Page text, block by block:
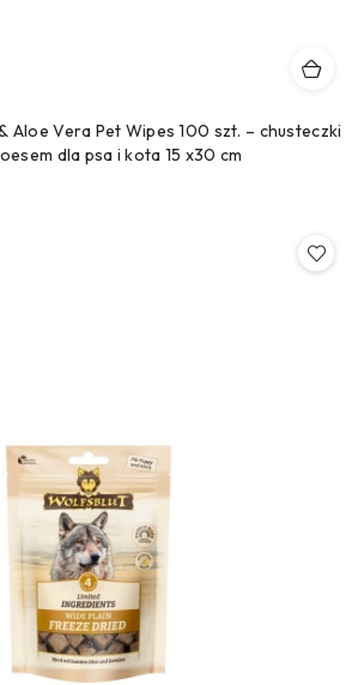
Aloe Vera Pet Wipes 100 szt. – chusteczki
dla psa i kota 15 x30 cm